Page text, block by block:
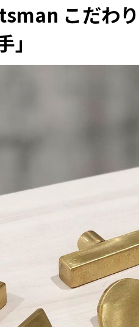
こだわ